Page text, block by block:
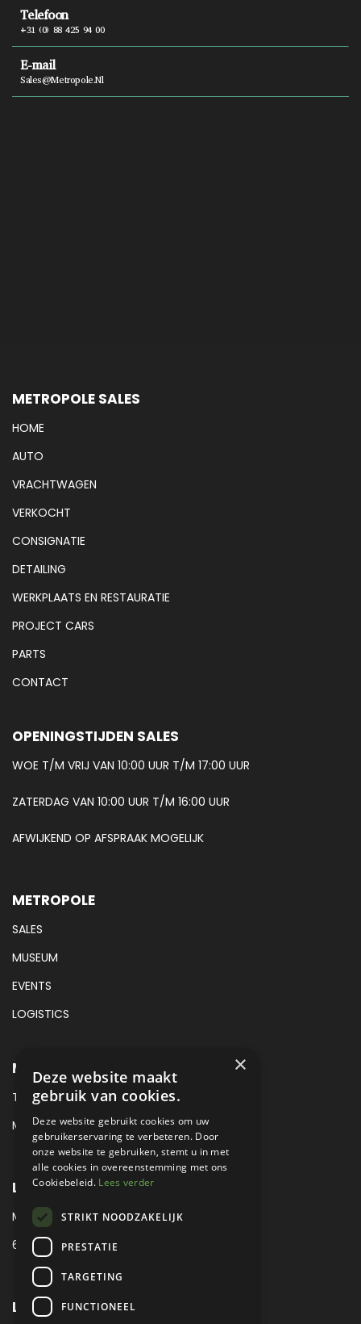
Telefoon
+31 (0) 88 425 94 00
E-mail
Sales@metropole.nl
METROPOLE SALES
HOME
AUTO
VRACHTWAGEN
VERKOCHT
CONSIGNATIE
DETAILING
WERKPLAATS EN RESTAURATIE
PROJECT CARS
PARTS
CONTACT
OPENINGSTIJDEN SALES
WOE T/M VRIJ VAN 10:00 UUR T/M 17:00 UUR
ZATERDAG VAN 10:00 UUR T/M 16:00 UUR
AFWIJKEND OP AFSPRAAK MOGELIJK
METROPOLE
SALES
MUSEUM
EVENTS
LOGISTICS
METROPOLE SALES CONTACT
TEL:+31 (0) 88 425 94 00
MAIL:SALES@METROPOLE.NL
LOCATIE
MEUBELLAAN 1 / VIA ENZO FERRARI
6651 KV DRUTEN / THE NETHERLANDS
LEGAL
×
Deze website maakt
gebruik van cookies.
Deze website gebruikt cookies om uw
gebruikerservaring te verbeteren. Door
onze website te gebruiken, stemt u in met
alle cookies in overeenstemming met ons
Cookiebeleid. Lees verder
STRIKT NOODZAKELIJK
PRESTATIE
TARGETING
FUNCTIONEEL